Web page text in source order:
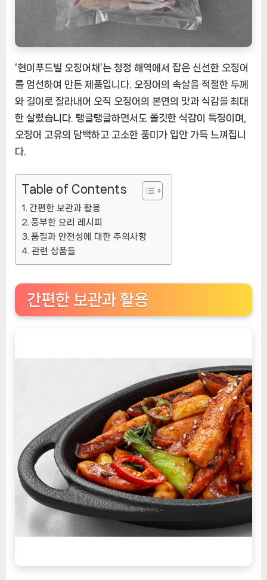
‘현이푸드빌 오징어채’는 청정 해역에서 잡은 신선한 오징어
를 엄선하여 만든 제품입니다. 오징어의 속살을 적절한 두께
와 길이로 잘라내어 오직 오징어의 본연의 맛과 식감을 최대
한 살렸습니다. 탱글탱글하면서도 쫄깃한 식감이 특징이며,
오징어 고유의 담백하고 고소한 풍미가 입안 가득 느껴집니
다.
Table of Contents
간편한 보관과 활용
풍부한 요리 레시피
품질과 안전성에 대한 주의사항
관련 상품들
간편한 보관과 활용